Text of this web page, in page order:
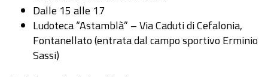
Dalle 15 alle 17
Ludoteca “Astamblà” – Via Caduti di Cefalonia,
Fontanellato (entrata dal campo sportivo Erminio
Sassi)